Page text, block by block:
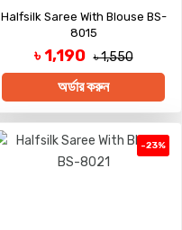
Halfsilk Saree With Blouse BS-
8015
৳ 1,190 ৳ 1,550
অর্ডার করুন
-23%